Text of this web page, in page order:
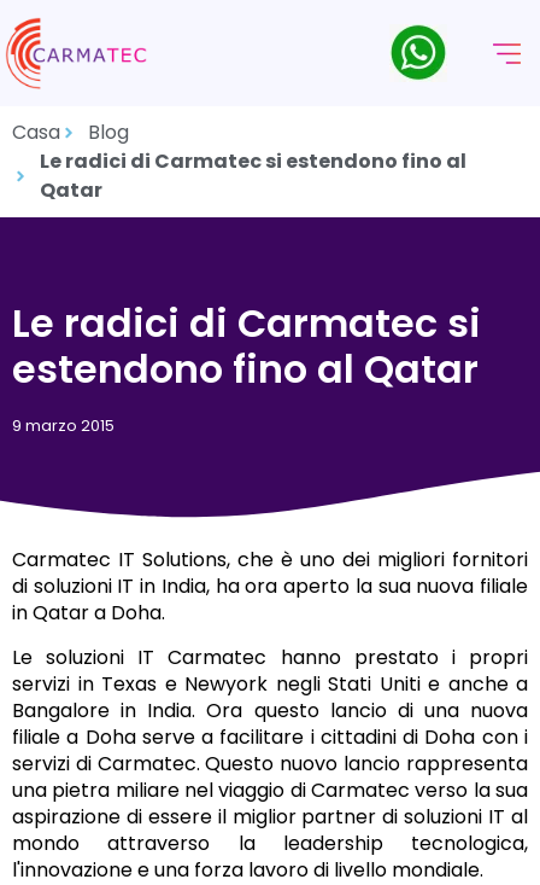
Casa
Blog
Le radici di Carmatec si estendono fino al
Qatar
Le radici di Carmatec si
estendono fino al Qatar
9 marzo 2015
Carmatec IT Solutions, che è uno dei migliori fornitori
di soluzioni IT in India, ha ora aperto la sua nuova filiale
in Qatar a Doha.
Le soluzioni IT Carmatec hanno prestato i propri
servizi in Texas e Newyork negli Stati Uniti e anche a
Bangalore in India. Ora questo lancio di una nuova
filiale a Doha serve a facilitare i cittadini di Doha con i
servizi di Carmatec. Questo nuovo lancio rappresenta
una pietra miliare nel viaggio di Carmatec verso la sua
aspirazione di essere il miglior partner di soluzioni IT al
mondo attraverso la leadership tecnologica,
l'innovazione e una forza lavoro di livello mondiale.